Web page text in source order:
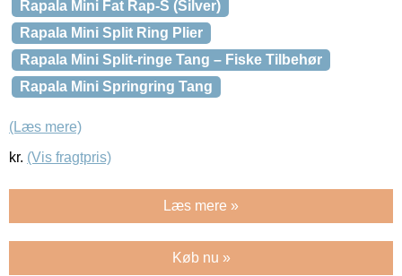
Rapala Mini Fat Rap-S (Silver)
Rapala Mini Split Ring Plier
Rapala Mini Split-ringe Tang – Fiske Tilbehør
Rapala Mini Springring Tang
(Læs mere)
kr. (Vis fragtpris)
Læs mere »
Køb nu »